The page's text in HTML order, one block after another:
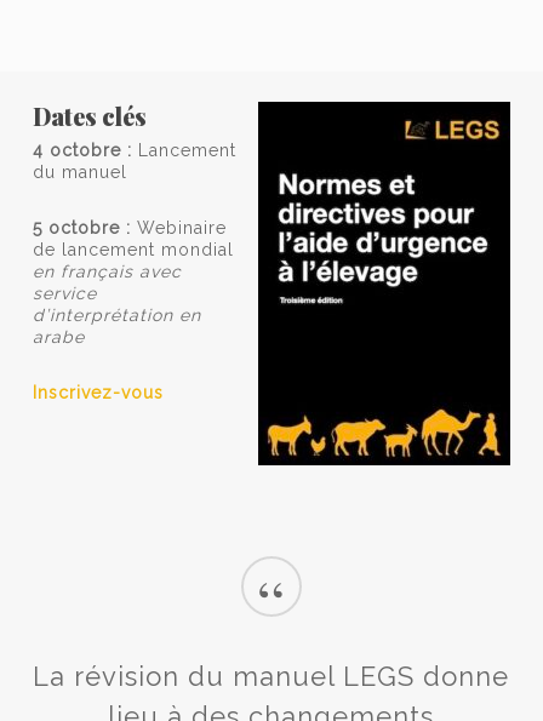
Dates clés
4 octobre: Lancement
du manuel
5 octobre: Webinaire
de lancement mondial
en français avec
service
d’interprétation en
arabe
Inscrivez-vous
“
La révision du manuel LEGS donne